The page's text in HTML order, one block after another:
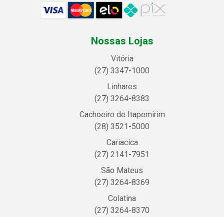
Nossas Lojas
Vitória
(27) 3347-1000
Linhares
(27) 3264-8383
Cachoeiro de Itapemirim
(28) 3521-5000
Cariacica
(27) 2141-7951
São Mateus
(27) 3264-8369
Colatina
(27) 3264-8370